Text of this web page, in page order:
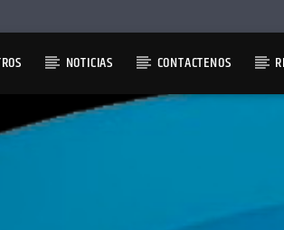
NOTICIAS CONTACTENOS